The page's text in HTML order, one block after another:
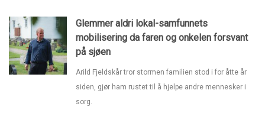
Glemmer aldri lokal-samfunnets
mobilisering da faren og onkelen forsvant
på sjøen
Arild Fjeldskår tror stormen familien stod i for åtte år
siden, gjør ham rustet til å hjelpe andre mennesker i
sorg.